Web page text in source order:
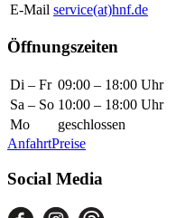
E-Mail service(at)hnf.de
Öffnungszeiten
Di – Fr 09:00 – 18:00 Uhr
Sa – So 10:00 – 18:00 Uhr
Mo
geschlossen
AnfahrtPreise
Social Media